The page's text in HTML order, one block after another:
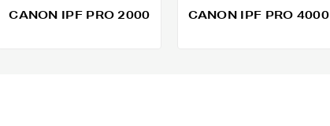
CANON IPF PRO 2000 CANON IPF PRO 4000